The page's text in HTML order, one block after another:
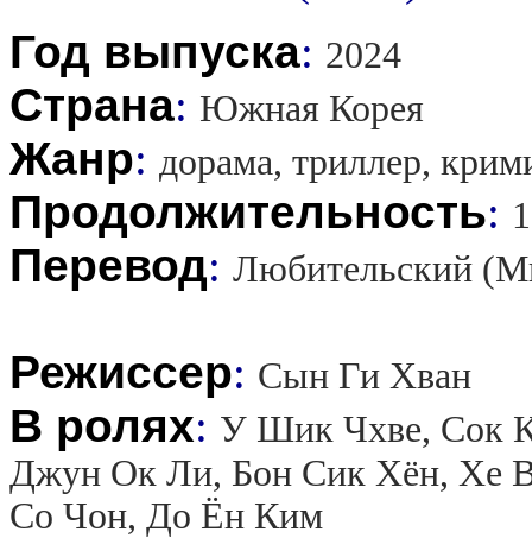
Год выпуска: 2024
Страна: Южная Корея
Жанр: дорама, триллер,
Продолжительность:
Перевод: Любительский
Режиссер: Сын Ги Хван
В ролях: У Шик Чхве, Сок
Джун Ок Ли, Бон Сик Хён, Хе
Со Чон, До Ён Ким